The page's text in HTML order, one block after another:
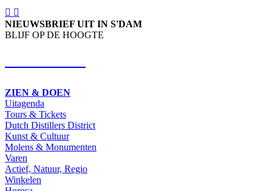
NIEUWSBRIEF UIT IN S'DAM
BLIJF OP DE HOOGTE
ZIEN & DOEN
Uitagenda
Tours & Tickets
Dutch Distillers District
Kunst & Cultuur
Molens & Monumenten
Varen
Actief, Natuur, Regio
Winkelen